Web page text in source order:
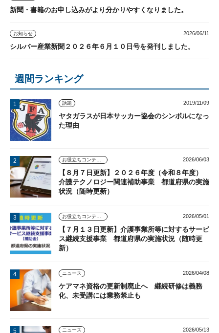
新聞・書籍のお申し込みがより分かりやすくなりました。
お知らせ 2026/06/11
シルバー産業新聞２０２６年６月１０日号を発刊しました。
週間ランキング
話題 2019/11/09
ヤタガラスが日本サッカー協会のシンボルになっ
た理由
2026/06/03
【８月７日更新】２０２６年度（令和８年度）
介護テクノロジー関連補助事業 都道府県の実施
状況（随時更新）
2026/05/01
【７月１３日更新】介護事業所等に対するサービ
ス継続支援事業 都道府県の実施状況（随時更
新）
ニュース 2026/04/08
ケアマネ資格の更新制廃止へ 継続研修は義務
化、未受講には業務禁止も
ニュース 2026/05/13